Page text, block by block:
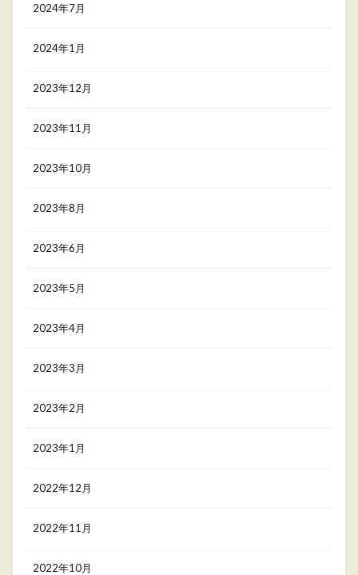
2024年7月
2024年1月
2023年12月
2023年11月
2023年10月
2023年8月
2023年6月
2023年5月
2023年4月
2023年3月
2023年2月
2023年1月
2022年12月
2022年11月
2022年10月